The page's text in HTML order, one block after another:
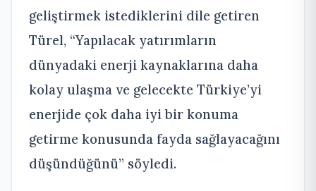
geliştirmek istediklerini dile getiren
Türel, “Yapılacak yatırımların
dünyadaki enerji kaynaklarına daha
kolay ulaşma ve gelecekte Türkiye’yi
enerjide çok daha iyi bir konuma
getirme konusunda fayda sağlayacağını
düşündüğünü” söyledi.